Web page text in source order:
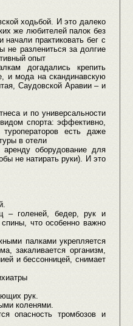
ходьбой. И это далеко
же любителей палок без
практиковать бег с
разлениться за долгие
опыт
догадались крепить
и мода на скандинавскую
Саудовской Аравии – и
и по универсальности
спорта: эффективно,
есть даже
в отели
оборудование для
не натирать руки). И это
– голеней, бедер, рук и
что особенно важно
палками укрепляется
закаливается организм,
и бессонницей, снимает
рук.
коленями.
опасность тромбозов и